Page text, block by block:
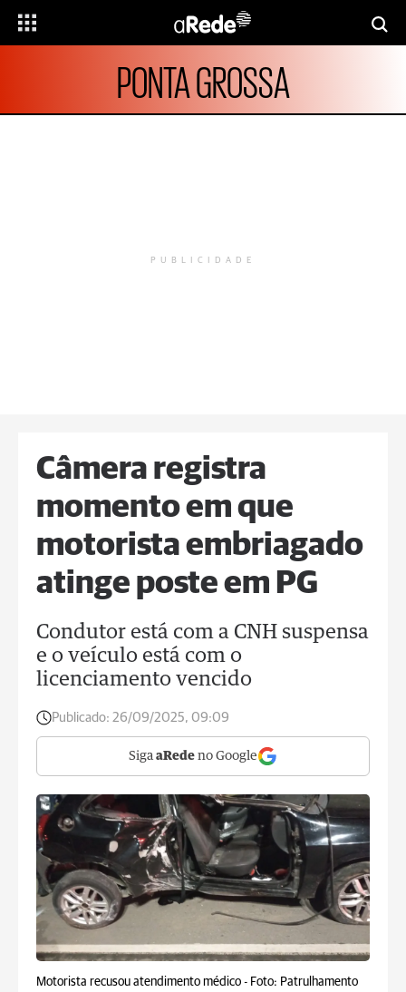
PONTA GROSSA
PUBLICIDADE
Câmera registra
momento em que
motorista embriagado
atinge poste em PG
Condutor está com a CNH suspensa
e o veículo está com o
licenciamento vencido
Publicado: 26/09/2025, 09:09
Siga aRede no Google
Motorista recusou atendimento médico - Foto: Patrulhamento